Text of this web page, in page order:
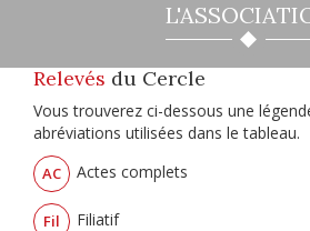
Relevés du Cercle
Vous trouverez ci-dessous une
abréviations utilisées dans le tableau.
AC Actes complets
Fil Filiatif